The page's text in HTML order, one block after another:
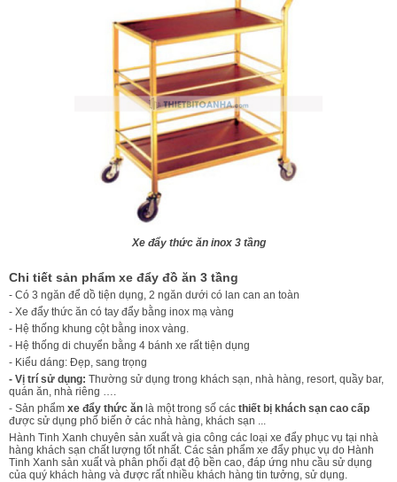
Xe đẩy thức ăn inox 3 tầng
Chi tiết sản phẩm xe đẩy đồ ăn 3 tầng
- Có 3 ngăn để dồ tiện dụng, 2 ngăn dưới có lan can an toàn
- Xe đẩy thức ăn có tay đẩy bằng inox mạ vàng
- Hệ thống khung cột bằng inox vàng.
- Hệ thống di chuyển bằng 4 bánh xe rất tiện dụng
- Kiểu dáng: Đẹp, sang trọng
- Vị trí sử dụng: Thường sử dụng trong khách sạn, nhà hàng, resort, quầy bar,
quán ăn, nhà riêng ….
- Sản phẩm xe đẩy thức ăn là một trong số các thiết bị khách sạn cao cấp
được sử dụng phổ biến ở các nhà hàng, khách sạn ...
Hành Tinh Xanh chuyên sản xuất và gia công các loại xe đẩy phục vụ tại nhà
hàng khách sạn chất lượng tốt nhất. Các sản phẩm xe đẩy phục vụ do Hành
Tinh Xanh sản xuất và phân phối đạt độ bền cao, đáp ứng nhu cầu sử dụng
của quý khách hàng và được rất nhiều khách hàng tin tưởng, sử dụng.